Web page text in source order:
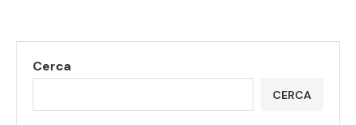
Cerca
CERCA